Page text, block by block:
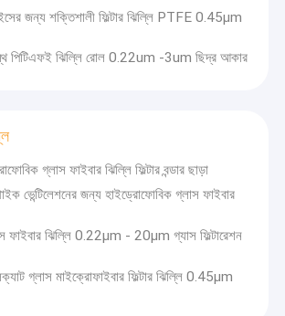
জন্য শক্তিশালী ফিল্টার ঝিল্লি PTFE 0.45μm
পিটিএফই ঝিল্লি রোল 0.22um -3um ছিদ্র আকার
গ্লাস ফাইবার ঝিল্লি ফিল্টার বন্ডার ছাড়া
ভেন্টিলেশনের জন্য হাইড্রোফোবিক গ্লাস ফাইবার
ফাইবার ঝিল্লি 0.22μm - 20μm গ্যাস ফিল্টারেশন
গ্লাস মাইক্রোফাইবার ফিল্টার ঝিল্লি 0.45μm